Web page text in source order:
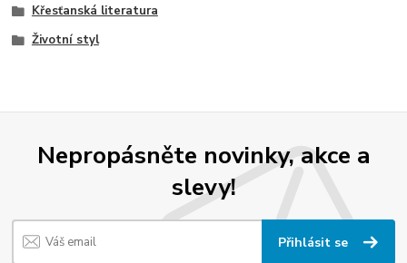
Křesťanská literatura
Životní styl
Nepropásněte novinky, akce a
slevy!
Přihlásit se